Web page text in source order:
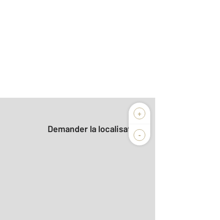
+
-
Demander la localisation